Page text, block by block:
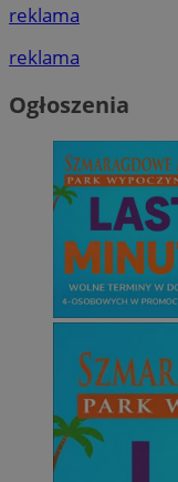
reklama
reklama
Ogłoszenia